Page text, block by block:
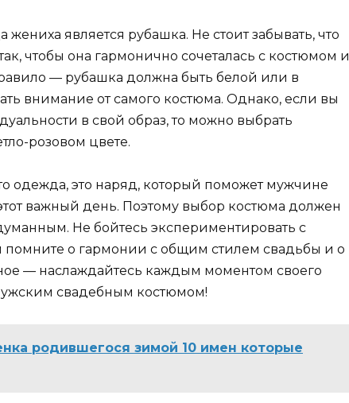
является рубашка. Не стоит забывать, что
чтобы она гармонично сочеталась с костюмом и
— рубашка должна быть белой или в
внимание от самого костюма. Однако, если вы
в свой образ, то можно выбрать
розовом цвете.
одежда, это наряд, который поможет мужчине
важный день. Поэтому выбор костюма должен
Не бойтесь экспериментировать с
о гармонии с общим стилем свадьбы и о
— наслаждайтесь каждым моментом своего
свадебным костюмом!
родившегося зимой 10 имен которые